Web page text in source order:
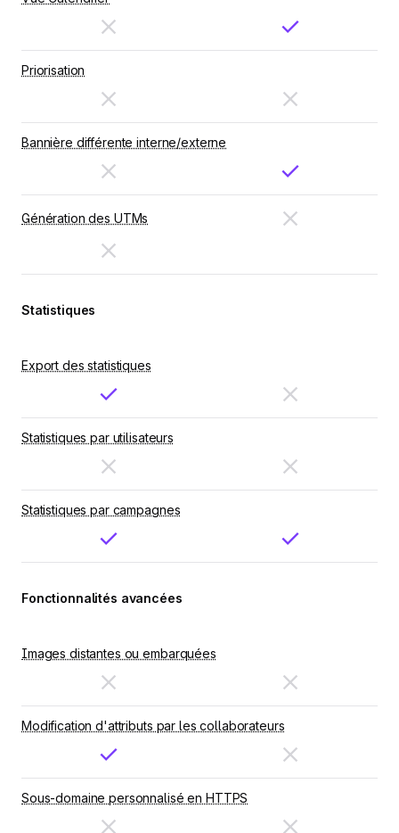
Priorisation
Bannière différente interne/externe
Génération des UTMs
Statistiques
Export des statistiques
Statistiques par utilisateurs
Statistiques par campagnes
Fonctionnalités avancées
Images distantes ou embarquées
Modification d'attributs par les collaborateurs
Sous-domaine personnalisé en HTTPS